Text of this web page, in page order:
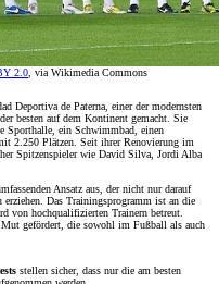
2.0 , via Wikimedia Commons
Deportiva de Paterna, einer der modernsten
besten auf dem Kontinent gemacht. Sie
Sporthalle, ein Schwimmbad, einen
2.250 Plätzen. Seit ihrer Renovierung im
Spitzenspieler wie David Silva, Jordi Alba
Ansatz aus, der nicht nur darauf
Das Trainingsprogramm ist an die
von hochqualifizierten Trainern betreut.
gefördert, die sowohl im Fußball als auch
stellen sicher, dass nur die am besten